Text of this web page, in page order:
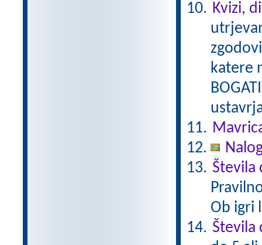
Kvizi,
katere
Števila
Ob igri
Števila